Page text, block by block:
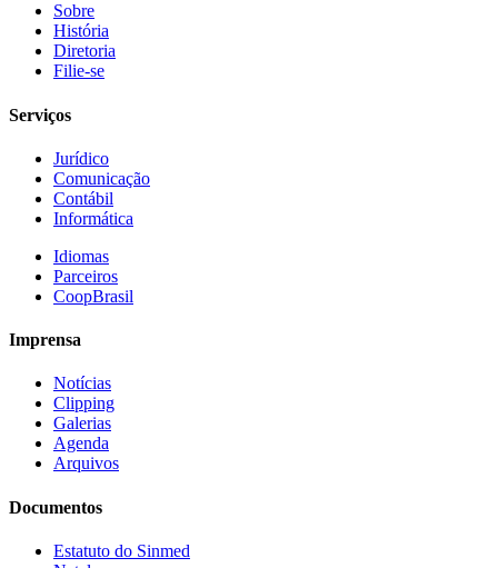
Sobre
História
Diretoria
Filie-se
Serviços
Jurídico
Comunicação
Contábil
Informática
Idiomas
Parceiros
CoopBrasil
Imprensa
Notícias
Clipping
Galerias
Agenda
Arquivos
Documentos
Estatuto do Sinmed